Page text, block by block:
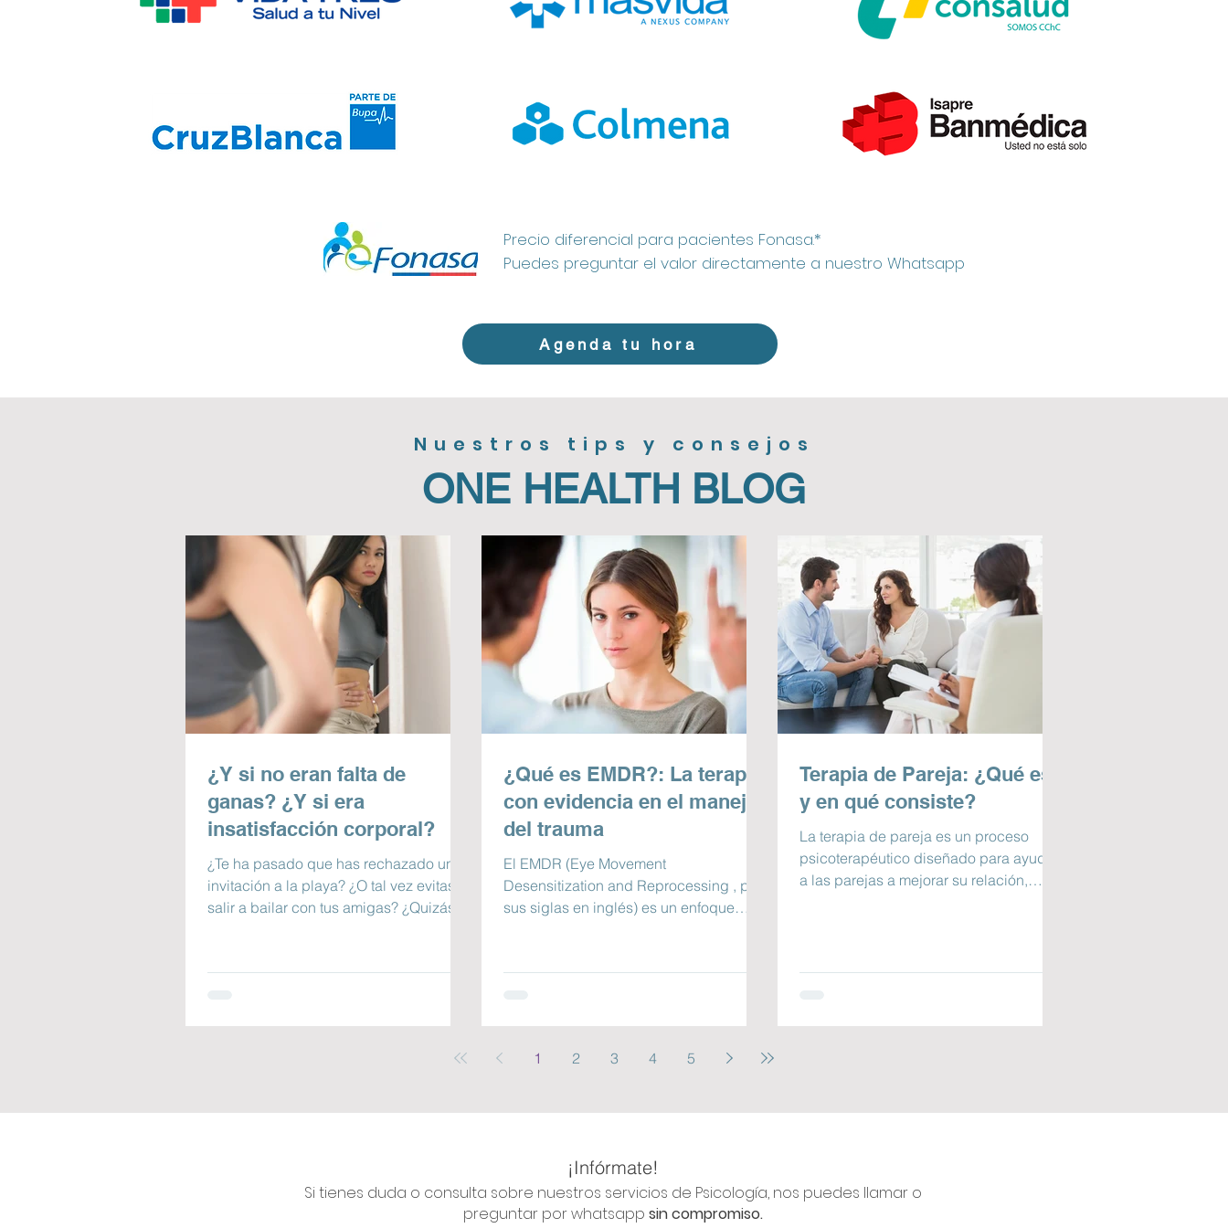
Precio diferencial para pacientes Fonasa.*
Puedes preguntar el valor directamente a nuestro Whatsapp
Agenda tu hora
Nuestros tips y consejos
ONE HEALTH BLOG
¿Y si no eran falta de
ganas? ¿Y si era
insatisfacción corporal?
¿Te ha pasado que has rechazado una
invitación a la playa? ¿O tal vez evitaste
salir a bailar con tus amigas? ¿Quizás
¿Qué es EMDR?: La terapia
con evidencia en el manejo
del trauma
El EMDR (Eye Movement
Desensitization and Reprocessing , por
sus siglas en inglés) es un enfoque
Terapia de Pareja: ¿Qué es
y en qué consiste?
La terapia de pareja es un proceso
psicoterapéutico diseñado para ayudar
a las parejas a mejorar su relación,
1 2 3 4 5
¡Infórmate!
Si tienes duda o consulta sobre nuestros servicios de Psicología, nos puedes llamar o
preguntar por whatsapp sin compromiso.